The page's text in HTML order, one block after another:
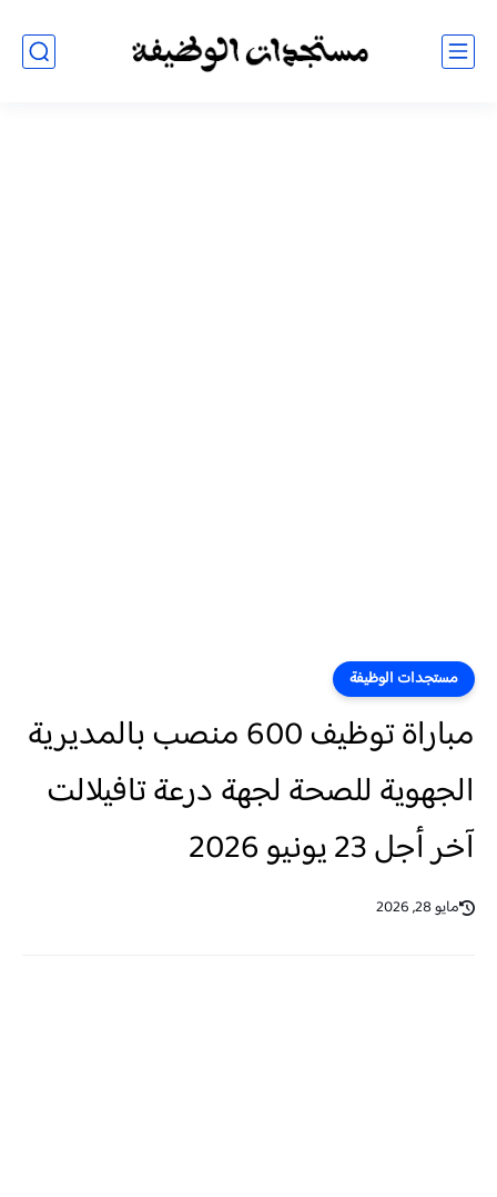
مستجدات الوظيفة
مباراة توظيف 600 منصب بالمديرية
الجهوية للصحة لجهة درعة تافيلالت
آخر أجل 23 يونيو 2026
مايو 28, 2026